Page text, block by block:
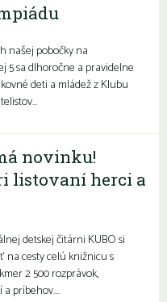
našej pobočky na
5 sa dlhoročne a pravidelne
deti a mládež z Klubu
novinku!
listovaní herci a
detskej čitárni KUBO si
na cesty celú knižnicu s
2 500 rozprávok,
príbehov….